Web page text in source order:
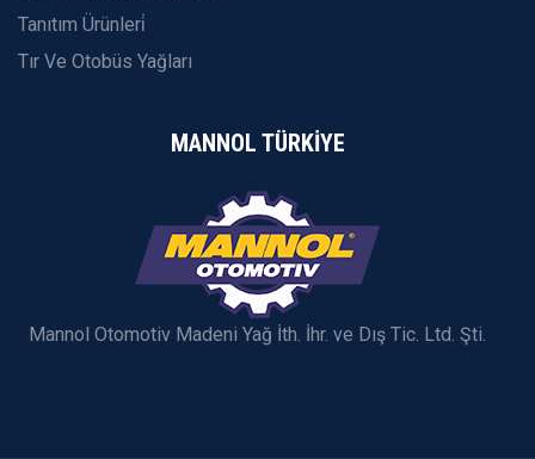
Tanıtım Ürünleri̇
Tır Ve Otobüs Yağları
MANNOL TÜRKİYE
Mannol Otomotiv Madeni Yağ İth. İhr. ve Dış Tic. Ltd. Şti.